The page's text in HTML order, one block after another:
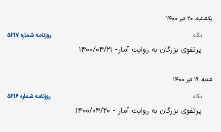
یکشنبه، ۲۰ تیر ۱۴۰۰
نگاه روزنامه شماره ۵۲۱۷
پرتفوی بزرگان به روایت آمار- ۱۴۰۰/۰۴/۲۱
شنبه، ۱۹ تیر ۱۴۰۰
نگاه روزنامه شماره ۵۲۱۶
پرتفوی بزرگان به روایت آمار - ۱۴۰۰/۰۴/۲۰